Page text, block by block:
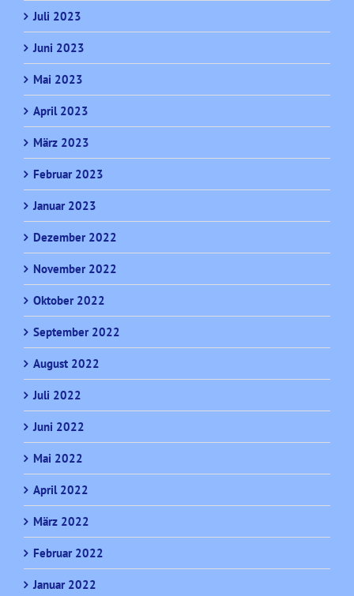
Juli 2023
Juni 2023
Mai 2023
April 2023
März 2023
Februar 2023
Januar 2023
Dezember 2022
November 2022
Oktober 2022
September 2022
August 2022
Juli 2022
Juni 2022
Mai 2022
April 2022
März 2022
Februar 2022
Januar 2022